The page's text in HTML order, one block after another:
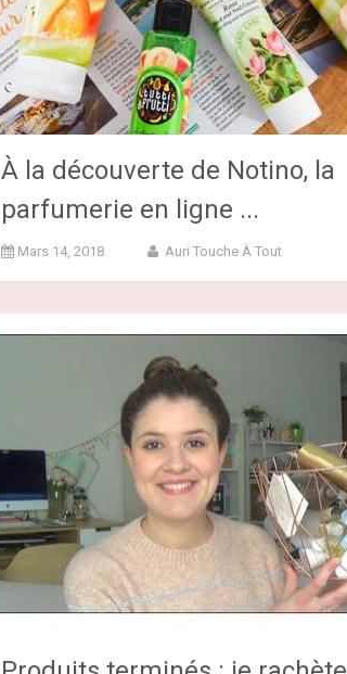
À la découverte de Notino, la
parfumerie en ligne ...
Mars 14, 2018 Auri Touche À Tout